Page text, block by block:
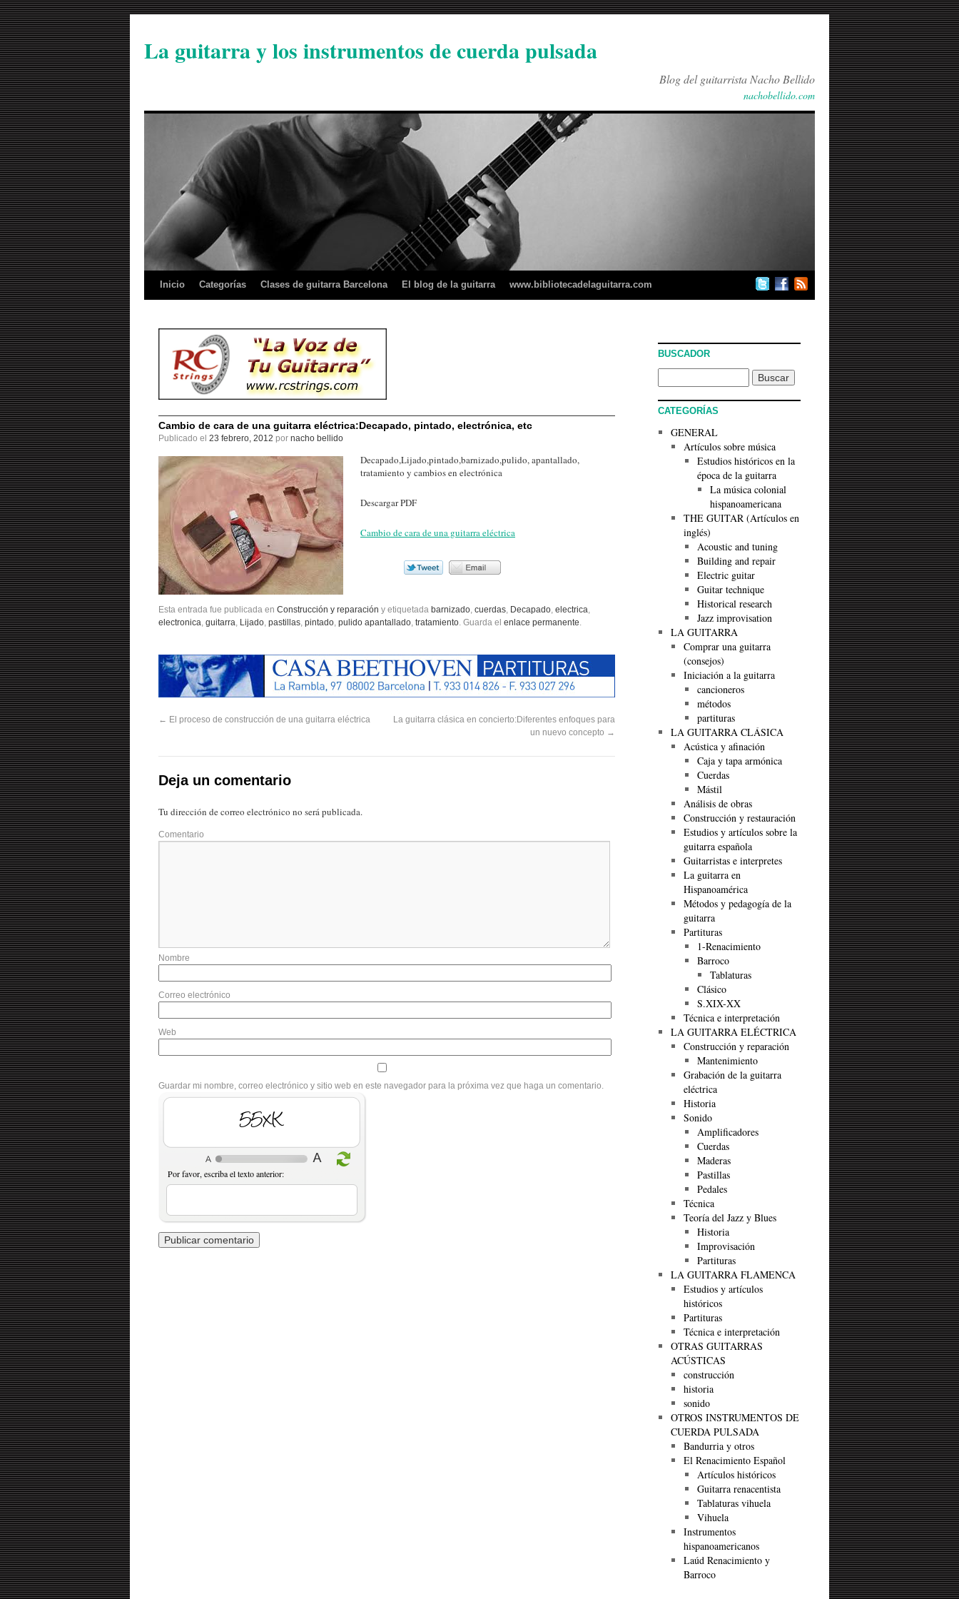
La guitarra y los instrumentos de cuerda pulsada
Blog del guitarrista Nacho Bellido
nachobellido.com
Inicio Categorías Clases de guitarra Barcelona El blog de la guitarra www.bibliotecadelaguitarra.com
Cambio de cara de una guitarra eléctrica:Decapado, pintado, electrónica, etc
Publicado el 23 febrero, 2012 por nacho bellido
Decapado,Lijado,pintado,barnizado,pulido, apantallado,
tratamiento y cambios en electrónica
Descargar PDF
Cambio de cara de una guitarra eléctrica
Esta entrada fue publicada en Construcción y reparación y etiquetada barnizado cuerdas Decapado electrica
electronica guitarra Lijado pastillas pintado pulido apantallado tratamiento . Guarda el enlace permanente
← El proceso de construcción de una guitarra eléctrica
La guitarra clásica en concierto:Diferentes enfoques para
un nuevo concepto →
Deja un comentario
Tu dirección de correo electrónico no será publicada.
Comentario
Nombre
Correo electrónico
Web
Guardar mi nombre, correo electrónico y sitio web en este navegador para la próxima vez que haga un comentario.
llbj
Por favor, escriba el texto anterior:
BUSCADOR
CATEGORÍAS
GENERAL
Artículos sobre música
Estudios históricos en la
época de la guitarra
La música colonial
hispanoamericana
THE GUITAR (Artículos en
inglés)
Acoustic and tuning
Building and repair
Electric guitar
Guitar technique
Historical research
Jazz improvisation
LA GUITARRA
Comprar una guitarra
(consejos)
Iniciación a la guitarra
cancioneros
métodos
partituras
LA GUITARRA CLÁSICA
Acústica y afinación
Caja y tapa armónica
Cuerdas
Mástil
Análisis de obras
Construcción y restauración
Estudios y artículos sobre la
guitarra española
Guitarristas e interpretes
La guitarra en
Hispanoamérica
Métodos y pedagogía de la
guitarra
Partituras
1-Renacimiento
Barroco
Tablaturas
Clásico
S.XIX-XX
Técnica e interpretación
LA GUITARRA ELÉCTRICA
Construcción y reparación
Mantenimiento
Grabación de la guitarra
eléctrica
Historia
Sonido
Amplificadores
Cuerdas
Maderas
Pastillas
Pedales
Técnica
Teoría del Jazz y Blues
Historia
Improvisación
Partituras
LA GUITARRA FLAMENCA
Estudios y artículos
históricos
Partituras
Técnica e interpretación
OTRAS GUITARRAS
ACÚSTICAS
construcción
historia
sonido
OTROS INSTRUMENTOS DE
CUERDA PULSADA
Bandurria y otros
El Renacimiento Español
Artículos históricos
Guitarra renacentista
Tablaturas vihuela
Vihuela
Instrumentos
hispanoamericanos
Laúd Renacimiento y
Barroco